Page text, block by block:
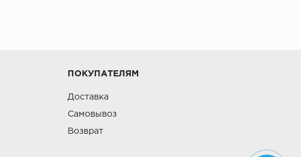
ПОКУПАТЕЛЯМ
Доставка
Самовывоз
Возврат